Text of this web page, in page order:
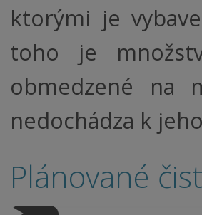
ktorými je
toho je
obmedzené na
nedochádza k
Plánované